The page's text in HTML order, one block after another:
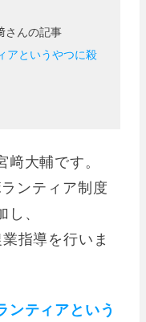
さんの記事
アというやつに殺
大輔です。
ンティア制度
、
指導を行いま
ンティアという